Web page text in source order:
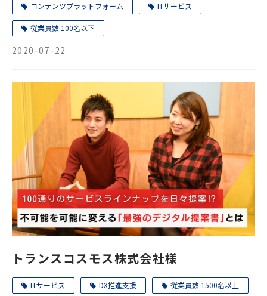
コンテンツプラットフォーム ITサービス
従業員数 100名以下
2020-07-22
トランスコスモス株式会社様
ITサービス DX推進支援 従業員数 1500名以上